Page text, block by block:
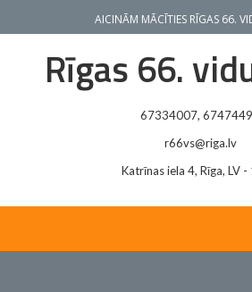
AICINĀM MĀCĪTIES RĪGAS 66.
Rīgas 66.
67334007,
r66vs@riga.lv
Katrīnas iela 4, Rīga, LV